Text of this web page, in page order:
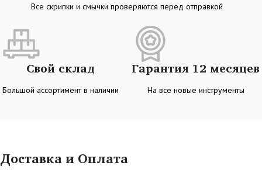
Все скрипки и смычки проверяются перед отправкой
Свой склад
Большой ассортимент в наличии
Гарантия 12 месяцев
На все новые инструменты
Доставка и Оплата